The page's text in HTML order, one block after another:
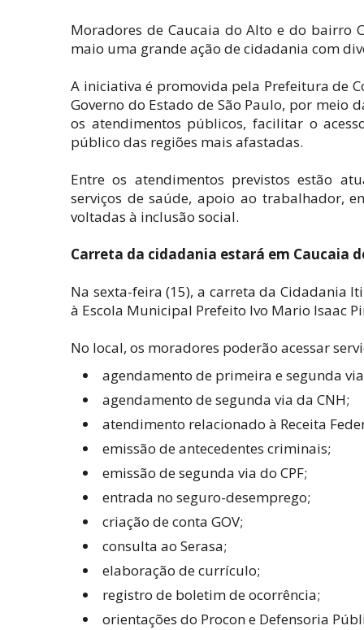
Moradores de Caucaia do Alto e do bairro
maio uma grande ação de cidadania com
A iniciativa é promovida pela Prefeitura de
Governo do Estado de São Paulo, por meio
os atendimentos públicos, facilitar o
público das regiões mais afastadas.
Entre os atendimentos previstos estão
serviços de saúde, apoio ao trabalhador,
voltadas à inclusão social.
Carreta da cidadania estará em Caucaia
Na sexta-feira (15), a carreta da Cidadania
à Escola Municipal Prefeito Ivo Mario Isaac
No local, os moradores poderão acessar
agendamento de primeira e segunda via
agendamento de segunda via da CNH;
atendimento relacionado à Receita
emissão de antecedentes criminais;
emissão de segunda via do CPF;
entrada no seguro-desemprego;
criação de conta GOV;
consulta ao Serasa;
elaboração de currículo;
registro de boletim de ocorrência;
orientações do Procon e Defensoria